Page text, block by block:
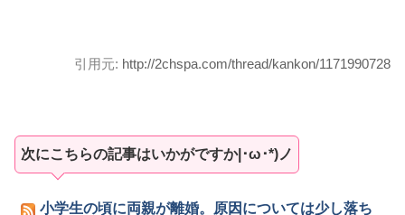
引用元: http://2chspa.com/thread/kankon/1171990728
次にこちらの記事はいかがですか|･ω･*)ノ
小学生の頃に両親が離婚。原因については少し落ち